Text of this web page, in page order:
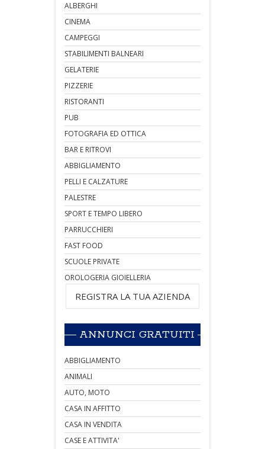
ALBERGHI
CINEMA
CAMPEGGI
STABILIMENTI BALNEARI
GELATERIE
PIZZERIE
RISTORANTI
PUB
FOTOGRAFIA ED OTTICA
BAR E RITROVI
ABBIGLIAMENTO
PELLI E CALZATURE
PALESTRE
SPORT E TEMPO LIBERO
PARRUCCHIERI
FAST FOOD
SCUOLE PRIVATE
OROLOGERIA GIOIELLERIA
REGISTRA LA TUA AZIENDA
ANNUNCI GRATUITI
ABBIGLIAMENTO
ANIMALI
AUTO, MOTO
CASA IN AFFITTO
CASA IN VENDITA
CASE E ATTIVITA'